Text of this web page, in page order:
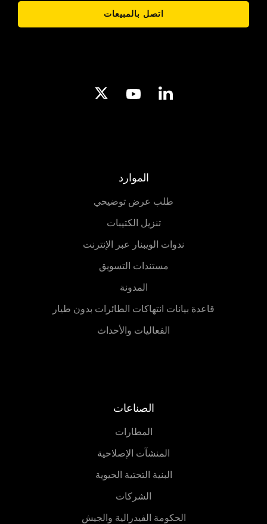
اتصل بالمبيعات
الموارد
طلب عرض توضيحي
تنزيل الكتيبات
ندوات الويبنار عبر الإنترنت
مستندات التسويق
المدونة
قاعدة بيانات انتهاكات الطائرات بدون طيار
الفعاليات والأحداث
الصناعات
المطارات
المنشآت الإصلاحية
البنية التحتية الحيوية
الشركات
الحكومة الفيدرالية والجيش